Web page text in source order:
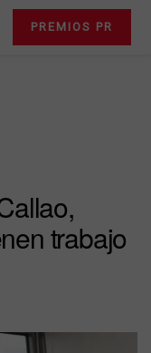
PREMIOS PR
trabajo